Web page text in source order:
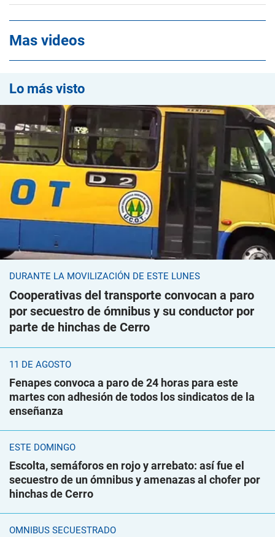
Mas videos
Lo más visto
DURANTE LA MOVILIZACIÓN DE ESTE LUNES
Cooperativas del transporte convocan a paro
por secuestro de ómnibus y su conductor por
parte de hinchas de Cerro
11 DE AGOSTO
Fenapes convoca a paro de 24 horas para este
martes con adhesión de todos los sindicatos de la
enseñanza
ESTE DOMINGO
Escolta, semáforos en rojo y arrebato: así fue el
secuestro de un ómnibus y amenazas al chofer por
hinchas de Cerro
ÓMNIBUS SECUESTRADO